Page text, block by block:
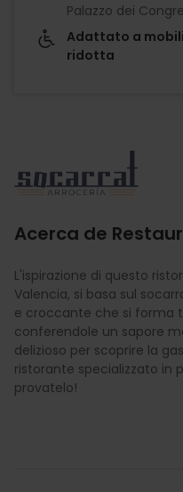
Palazzo dei
Adattato a
ridotta
Acerca de
L'ispirazione di questo
Valencia, si basa sul
e croccante che si forma
conferendole un sapore
delizioso per scoprire la
ristorante specializzato in
provatelo!